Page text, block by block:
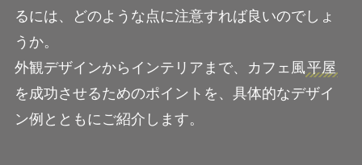
るには、どのような点に注意すれば良いのでしょ
うか。
外観デザインからインテリアまで、カフェ風平屋
を成功させるためのポイントを、具体的なデザイ
ン例とともにご紹介します。